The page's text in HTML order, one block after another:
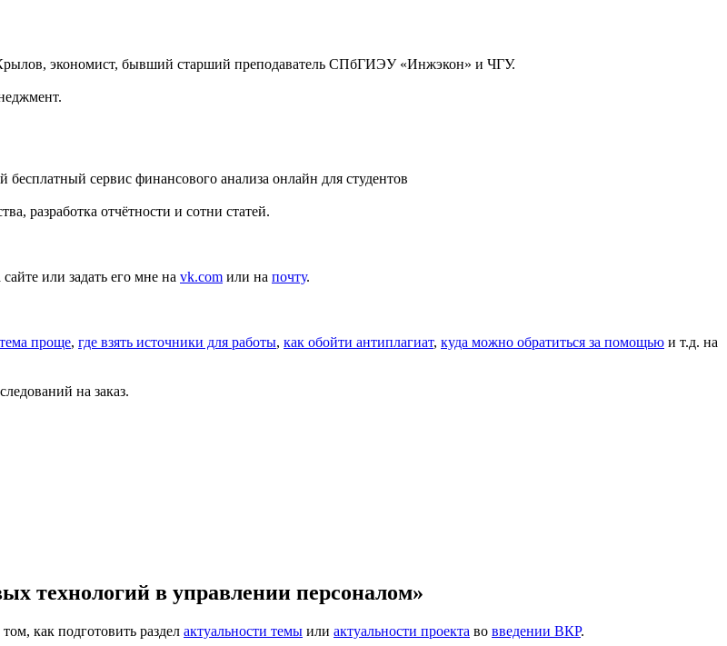
экономист, бывший старший преподаватель СПбГИЭУ «Инжэкон» и ЧГУ.
бесплатный сервис финансового анализа онлайн для студентов
разработка отчётности и сотни статей.
или задать его мне на vk.com или на почту.
проще, где взять источники для работы, как обойти антиплагиат, куда можно обратиться за помощью и т.д. на
на заказ.
технологий в управлении персоналом»
как подготовить раздел актуальности темы или актуальности проекта во введении ВКР.